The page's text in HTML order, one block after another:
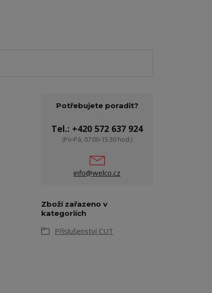
Potřebujete poradit?
Tel.: +420 572 637 924
(Po-Pá, 07:00-15:30 hod.)
info@welco.cz
Zboží zařazeno v
kategoriích
Příslušenství CUT